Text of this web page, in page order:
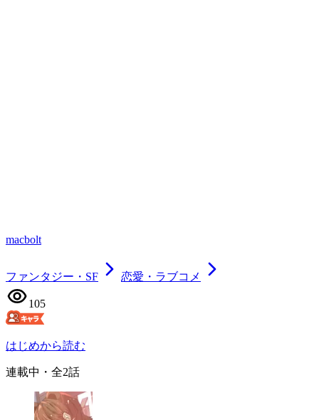
macbolt
ファンタジー・SF 恋愛・ラブコメ
105
はじめから読む
連載中 ・全2話